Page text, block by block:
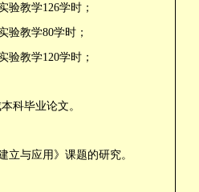
验教学126学时；
验教学80学时；
验教学120学时；
科毕业论文。
立与应用》课题的研究。